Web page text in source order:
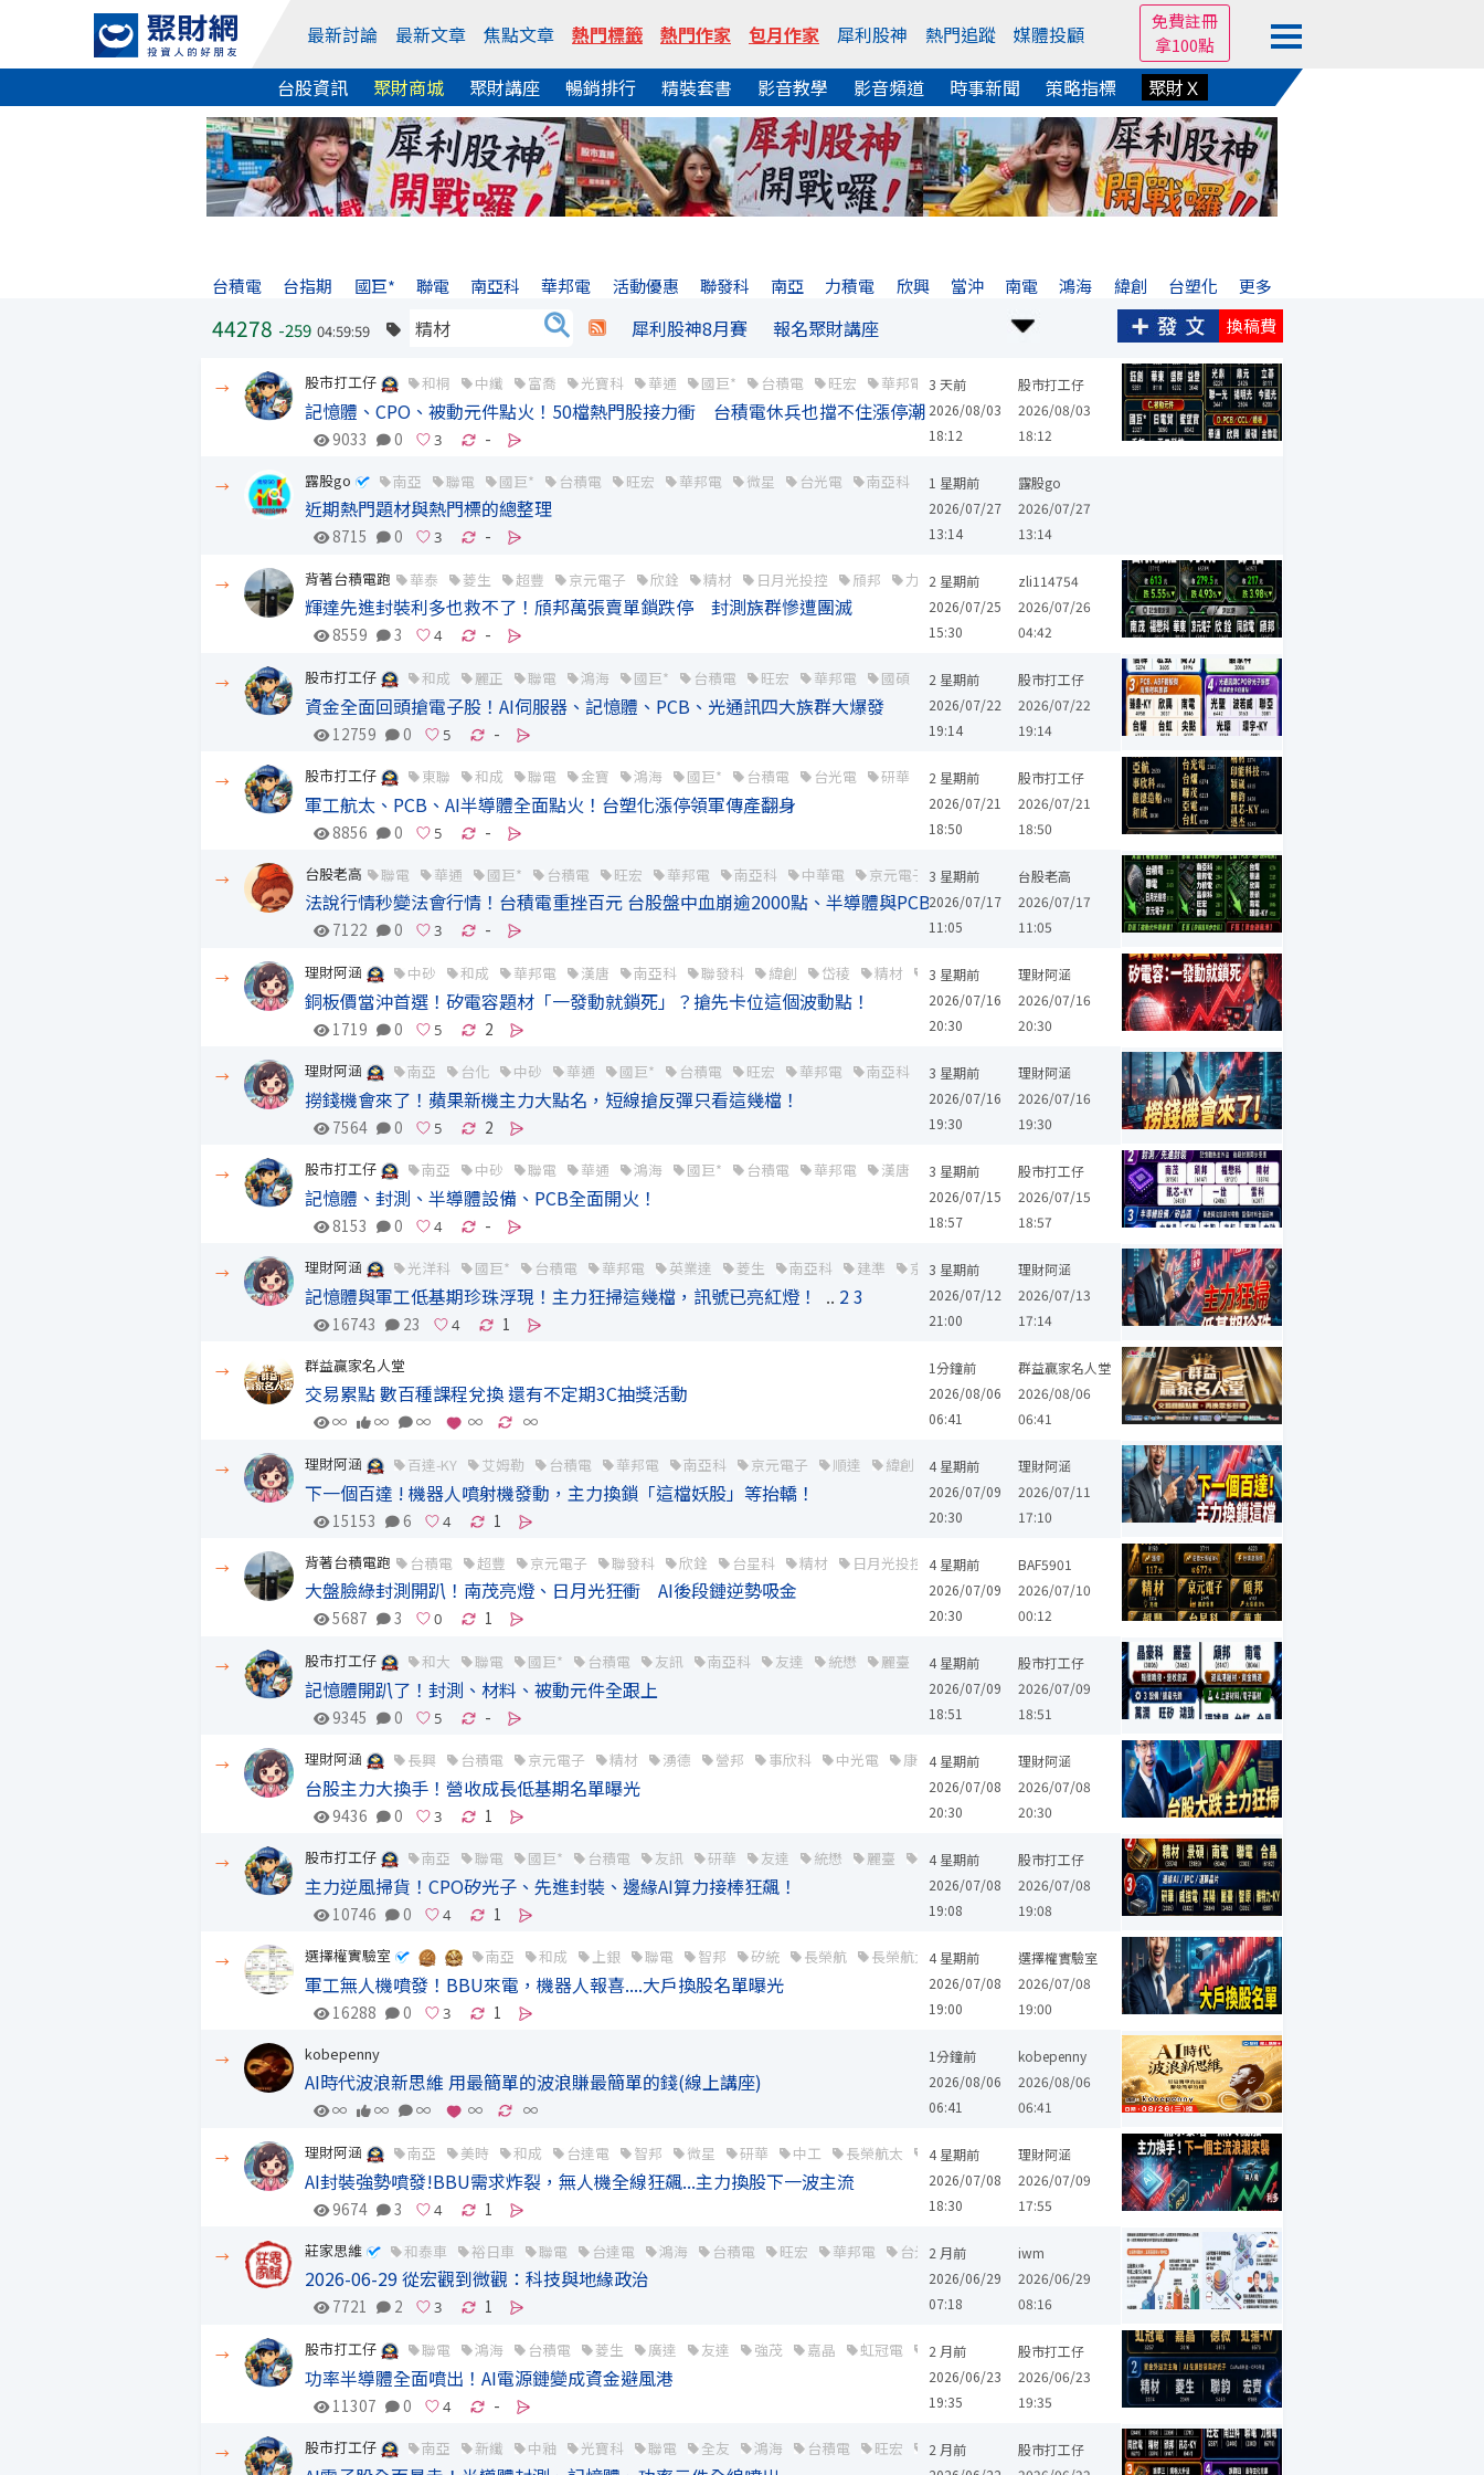
最新討論 最新文章 焦點文章 熱門標籤 熱門作家 包月作家 犀利股神 熱門追蹤 媒體投顧
免費註冊
拿100點
台股資訊 聚財商城 聚財講座 暢銷排行 精裝套書 影音教學 影音頻道 時事新聞 策略指標 聚財Ｘ
台積電 台指期 國巨* 聯電 南亞科 華邦電 活動優惠 聯發科 南亞 力積電 欣興 當沖 南電 鴻海 緯創 台塑化 更多
44278 -259 04:59:59 犀利股神8月賽 報名聚財講座 換稿費
→ 股市打工仔 和桐 中纖 富喬 光寶科 華通 國巨* 台積電 旺宏 華邦電 智邦 金像電 南亞科 鼎元 超豐 聯發科
3 天前
2026/08/03
18:12
記憶體、CPO、被動元件點火！50檔熱門股接力衝 台積電休兵也擋不住漲停潮
9033 0 -
股市打工仔
2026/08/03
18:12
→ 露股go 南亞 聯電 國巨* 台積電 旺宏 華邦電 微星 台光電 南亞科 美律 大立光 欣興
1 星期前
2026/07/27
13:14
近期熱門題材與熱門標的總整理
8715 0 -
露股go
2026/07/27
13:14
→ 背著台積電跑 華泰 菱生 超豐 京元電子 欣銓 精材 日月光投控 頎邦 力成 矽格 同欣電 福懋科 南茂
2 星期前
2026/07/25
15:30
輝達先進封裝利多也救不了！頎邦萬張賣單鎖跌停 封測族群慘遭團滅
8559 3 -
zli114754
2026/07/26
04:42
→ 股市打工仔 和成 麗正 聯電 鴻海 國巨* 台積電 旺宏 華邦電 國碩 南亞科 全新 大毅 強茂 華新科 晶豪科
2 星期前
2026/07/22
19:14
資金全面回頭搶電子股！AI伺服器、記憶體、PCB、光通訊四大族群大爆發
12759 0 -
股市打工仔
2026/07/22
19:14
→ 股市打工仔 東聯 和成 聯電 金寶 鴻海 國巨* 台積電 台光電 研華 聯發科 亞航 漢翔 禾伸堂 欣興 景碩
2 星期前
2026/07/21
18:50
軍工航太、PCB、AI半導體全面點火！台塑化漲停領軍傳產翻身
8856 0 -
股市打工仔
2026/07/21
18:50
→ 台股老高 聯電 華通 國巨* 台積電 旺宏 華邦電 南亞科 中華電 京元電子 華新科 玉山金 兆豐金 晶豪科 嘉晶 奇鋐
3 星期前
2026/07/17
11:05
法說行情秒變法會行情！台積電重挫百元 台股盤中血崩逾2000點、半導體與PCB跌停成排
7122 0 -
台股老高
2026/07/17
11:05
→ 理財阿涵 中砂 和成 華邦電 漢唐 南亞科 聯發科 緯創 岱稜 精材 磐儀 日月光投控 萬潤 帆宣 樺漢
3 星期前
2026/07/16
20:30
銅板價當沖首選！矽電容題材「一發動就鎖死」？搶先卡位這個波動點！
1719 0 2
理財阿涵
2026/07/16
20:30
→ 理財阿涵 南亞 台化 中砂 華通 國巨* 台積電 旺宏 華邦電 南亞科 精材 臻鼎-KY 台表科 台塑化 力積電
3 星期前
2026/07/16
19:30
撈錢機會來了！蘋果新機主力大點名，短線搶反彈只看這幾檔！
7564 0 2
理財阿涵
2026/07/16
19:30
→ 股市打工仔 南亞 中砂 聯電 華通 鴻海 國巨* 台積電 華邦電 漢唐 友達 志聖 一詮 晶豪科 威健
3 星期前
2026/07/15
18:57
記憶體、封測、半導體設備、PCB全面開火！
8153 0 -
股市打工仔
2026/07/15
18:57
→ 理財阿涵 光洋科 國巨* 台積電 華邦電 英業達 菱生 南亞科 建準 京元電子 麗臺 長榮航太 神基 晶豪科 禾伸堂
3 星期前
2026/07/12
21:00
記憶體與軍工低基期珍珠浮現！主力狂掃這幾檔，訊號已亮紅燈！ .. 23
16743 23 1
理財阿涵
2026/07/13
17:14
→ 群益贏家名人堂
1分鐘前
2026/08/06
06:41
交易累點 數百種課程兌換 還有不定期3C抽獎活動
∞ ∞ ∞ ∞ ∞
群益贏家名人堂
2026/08/06
06:41
→ 理財阿涵 百達-KY 艾姆勒 台積電 華邦電 南亞科 京元電子 順達 緯創 上詮 精材 禾瑞亞 新盛力 宏齊 AES-KY
4 星期前
2026/07/09
20:30
下一個百達 ! 機器人噴射機發動，主力換鎖「這檔妖股」等抬轎！
15153 6 1
理財阿涵
2026/07/11
17:10
→ 背著台積電跑 台積電 超豐 京元電子 聯發科 欣銓 台星科 精材 日月光投控 頎邦 旺矽 力成 華東 福懋科 南茂
4 星期前
2026/07/09
20:30
大盤臉綠封測開趴！南茂亮燈、日月光狂衝 AI後段鏈逆勢吸金
5687 3 1
BAF5901
2026/07/10
00:12
→ 股市打工仔 和大 聯電 國巨* 台積電 友訊 南亞科 友達 統懋 麗臺 立隆電 晶豪科 禾伸堂 精材 群創 揚明光
4 星期前
2026/07/09
18:51
記憶體開趴了！封測、材料、被動元件全跟上
9345 0 -
股市打工仔
2026/07/09
18:51
→ 理財阿涵 長興 台積電 京元電子 精材 湧德 營邦 事欣科 中光電 康和證 力成 瑞祺電通 雷虎
4 星期前
2026/07/08
20:30
台股主力大換手！營收成長低基期名單曝光
9436 0 1
理財阿涵
2026/07/08
20:30
→ 股市打工仔 南亞 聯電 國巨* 台積電 友訊 研華 友達 統懋 麗臺 益航 長榮航太 威強電 禾伸堂 智原 聯亞
4 星期前
2026/07/08
19:08
主力逆風掃貨！CPO矽光子、先進封裝、邊緣AI算力接棒狂飆！
10746 0 1
股市打工仔
2026/07/08
19:08
→ 選擇權實驗室 南亞 和成 上銀 聯電 智邦 矽統 長榮航 長榮航太 凱基金 國票金 豐達科 智原 順達 威剛
4 星期前
2026/07/08
19:00
軍工無人機噴發！BBU來電，機器人報喜....大戶換股名單曝光
16288 0 1
選擇權實驗室
2026/07/08
19:00
→ kobepenny
1分鐘前
2026/08/06
06:41
AI時代波浪新思維 用最簡單的波浪賺最簡單的錢(線上講座)
∞ ∞ ∞ ∞ ∞
kobepenny
2026/08/06
06:41
→ 理財阿涵 南亞 美時 和成 台達電 智邦 微星 研華 中工 長榮航太 凱基金 國票金 豐達科 德律 智原 順達
4 星期前
2026/07/08
18:30
AI封裝強勢噴發!BBU需求炸裂，無人機全線狂飆...主力換股下一波主流
9674 3 1
理財阿涵
2026/07/09
17:55
→ 莊家思維 和泰車 裕日車 聯電 台達電 鴻海 台積電 旺宏 華邦電 台光電 京元電子 聯發科 華航 欣興
2 月前
2026/06/29
07:18
2026-06-29 從宏觀到微觀：科技與地緣政治
7721 2 1
iwm
2026/06/29
08:16
→ 股市打工仔 聯電 鴻海 台積電 菱生 廣達 友達 強茂 嘉晶 虹冠電 精材 群創 漢磊 智伸科 太欣
2 月前
2026/06/23
19:35
功率半導體全面噴出！AI電源鏈變成資金避風港
11307 0 -
股市打工仔
2026/06/23
19:35
→ 股市打工仔 南亞 新纖 中釉 光寶科 聯電 全友 鴻海 台積電 旺宏 華邦電 矽統 菱生 瑞昱 南亞科 友達 鼎元
2 月前
股市打工仔